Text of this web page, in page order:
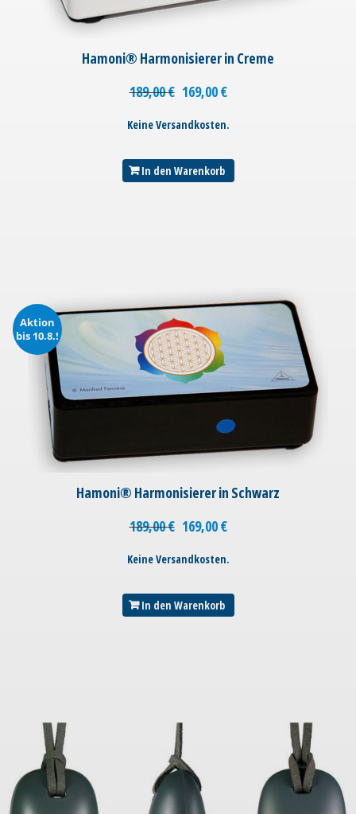
Hamoni® Harmonisierer in Creme
189,00€ 169,00€
Keine Versandkosten.
In den Warenkorb
Aktion
bis 10.8.!
Hamoni® Harmonisierer in Schwarz
189,00€ 169,00€
Keine Versandkosten.
In den Warenkorb